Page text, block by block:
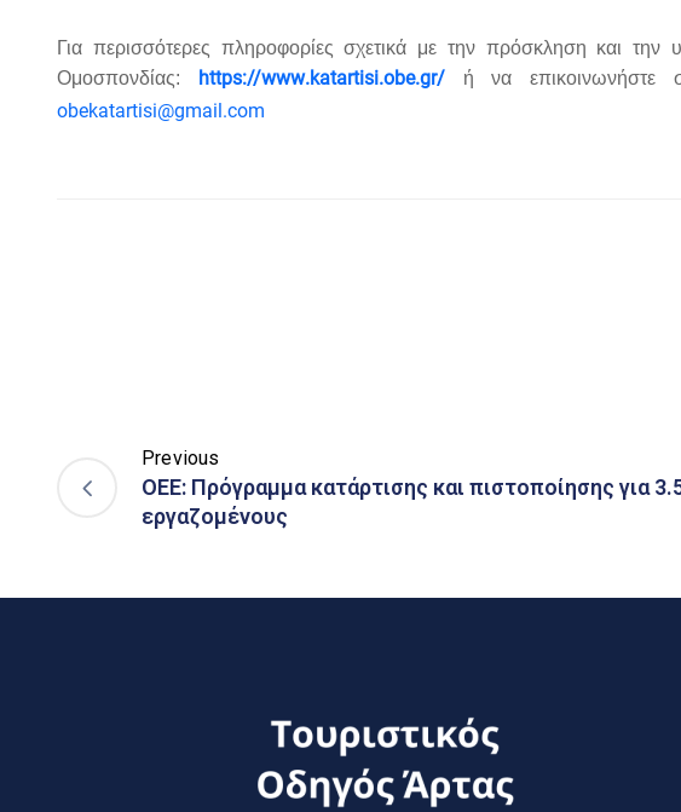
Για περισσότερες πληροφορίες σχετικά με την πρόσκληση και
Ομοσπονδίας:
https://www.katartisi.obe.gr/ ή να επικοινωνήστε
obekatartisi@gmail.com
Previous
ΟΕΕ: Πρόγραμμα κατάρτισης και πιστοποίησης για
εργαζομένους